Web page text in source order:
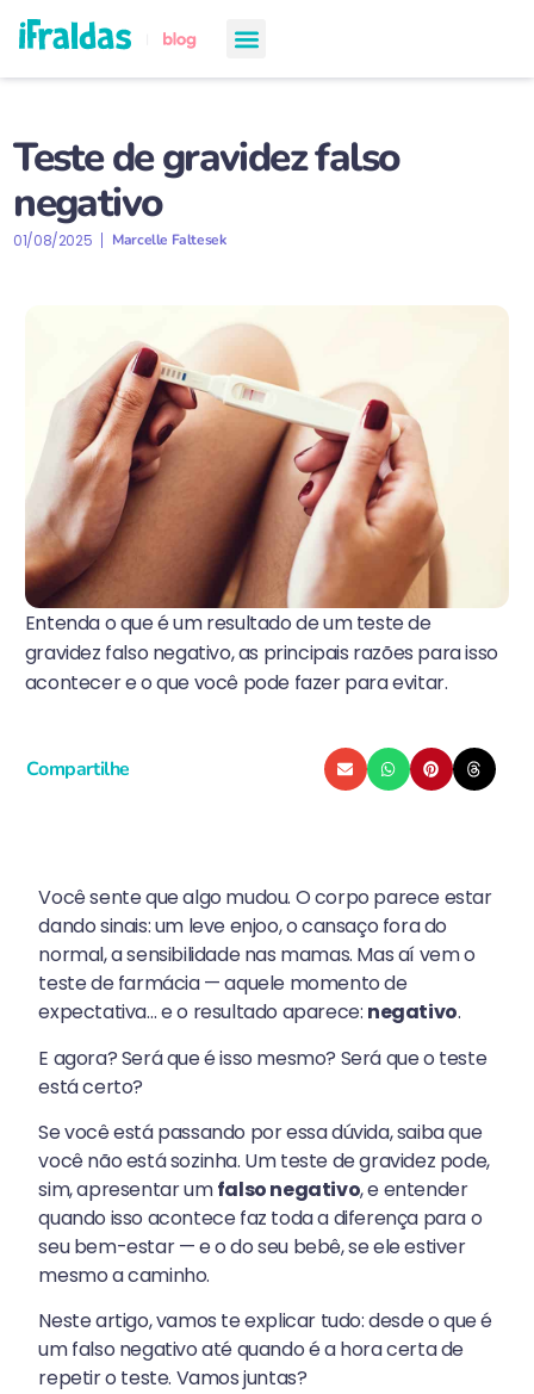
Teste de gravidez falso
negativo
01/08/2025 Marcelle Faltesek
Entenda o que é um resultado de um teste de
gravidez falso negativo, as principais razões para isso
acontecer e o que você pode fazer para evitar.
Compartilhe
Você sente que algo mudou. O corpo parece estar
dando sinais: um leve enjoo, o cansaço fora do
normal, a sensibilidade nas mamas. Mas aí vem o
teste de farmácia — aquele momento de
expectativa… e o resultado aparece: negativo.
E agora? Será que é isso mesmo? Será que o teste
está certo?
Se você está passando por essa dúvida, saiba que
você não está sozinha. Um teste de gravidez pode,
sim, apresentar umfalso negativo, e entender
quando isso acontece faz toda a diferença para o
seu bem-estar — e o do seu bebê, se ele estiver
mesmo a caminho.
Neste artigo, vamos te explicar tudo: desde o que é
um falso negativo até quando é a hora certa de
repetir o teste. Vamos juntas?